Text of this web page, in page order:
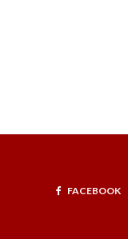
FACEBOOK